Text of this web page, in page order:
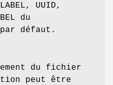
UUID,
du
par défaut.
du fichier
peut être